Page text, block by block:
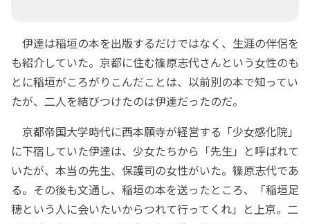
伊達は稲垣の本を出版するだけではなく、生涯の伴侶を
も紹介していた。京都に住む篠原志代さんという女性のも
とに稲垣がころがりこんだことは、以前別の本で知ってい
たが、二人を結びつけたのは伊達だったのだ。
京都帝国大学時代に西本願寺が経営する「少女感化院」
に下宿していた伊達は、少女たちから「先生」と呼ばれて
いたが、本当の先生、保護司の女性がいた。篠原志代であ
る。その後も文通し、稲垣の本を送ったところ、「稲垣足
穂という人に会いたいからつれて行ってくれ」と上京。二